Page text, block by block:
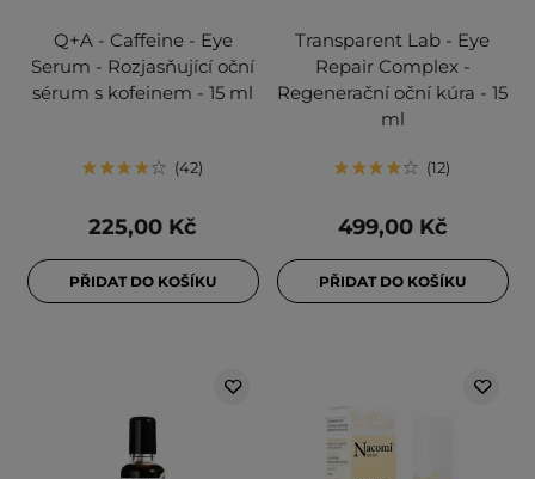
Q+A - Caffeine - Eye
Serum - Rozjasňující oční
sérum s kofeinem - 15 ml
42
225,00 Kč
PŘIDAT DO KOŠÍKU
Transparent Lab - Eye
Repair Complex -
Regenerační oční kúra - 15
ml
12
499,00 Kč
PŘIDAT DO KOŠÍKU